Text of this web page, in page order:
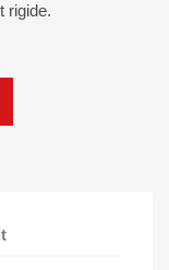
rigide.